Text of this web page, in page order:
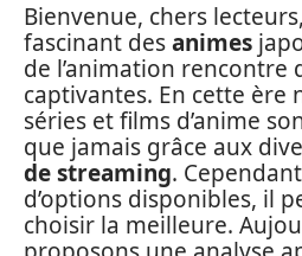
Bienvenue, chers
fascinant desanimes
de l’animation rencontre
captivantes. En cette ère
séries et films d’anime
que jamais grâce aux
de streaming.
d’options disponibles, il
choisir la meilleure.